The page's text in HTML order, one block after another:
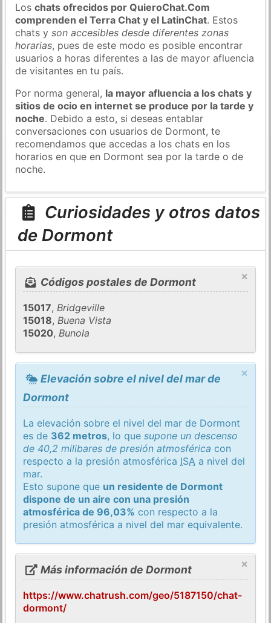
Loschats ofrecidos por QuieroChat.Com
comprenden el Terra Chat y el LatinChat. Estos
chats yson accesibles desde diferentes zonas
horarias, pues de este modo es posible encontrar
usuarios a horas diferentes a las de mayor afluencia
de visitantes en tu país.
Por norma general, la mayor afluencia a los chats y
sitios de ocio en internet se produce por la tarde y
noche. Debido a esto, si deseas entablar
conversaciones con usuarios de Dormont, te
recomendamos que accedas a los chats en los
horarios en que en Dormont sea por la tarde o de
noche.
Curiosidades y otros datos
de Dormont
×
Códigos postales de Dormont
15017,Bridgeville
15018,Buena Vista
15020,Bunola
×
Elevación sobre el nivel del mar de
Dormont
La elevación sobre el nivel del mar de Dormont
es de 362 metros, lo quesupone un descenso
de 40,2 milibares de presión atmosférica con
respecto a la presión atmosférica ISA a nivel del
mar.
Esto supone que un residente de Dormont
dispone de un aire con una presión
atmosférica de 96,03% con respecto a la
presión atmosférica a nivel del mar equivalente.
×
Más información de Dormont
https://www.chatrush.com/geo/5187150/chat-
dormont/